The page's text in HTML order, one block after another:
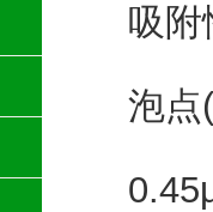
吸附
泡点(